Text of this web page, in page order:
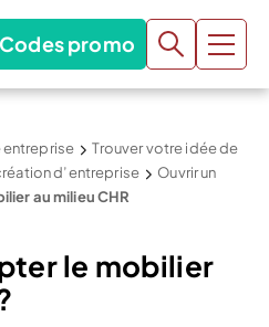
Codes promo
entreprise
Trouver votre idée de
d’entreprise
Ouvrir un
au milieu CHR
le mobilier